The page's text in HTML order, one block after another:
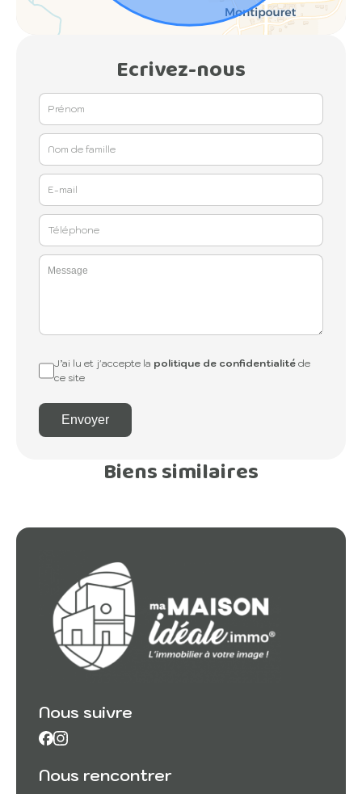
Ecrivez-nous
J’ai lu et j'accepte la politique de confidentialitéde
ce site
Envoyer
Biens similaires
Nous suivre
Nous rencontrer